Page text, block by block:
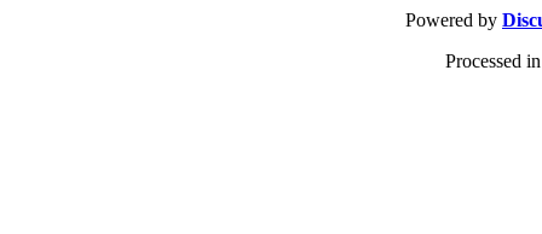
Powered by
Processed